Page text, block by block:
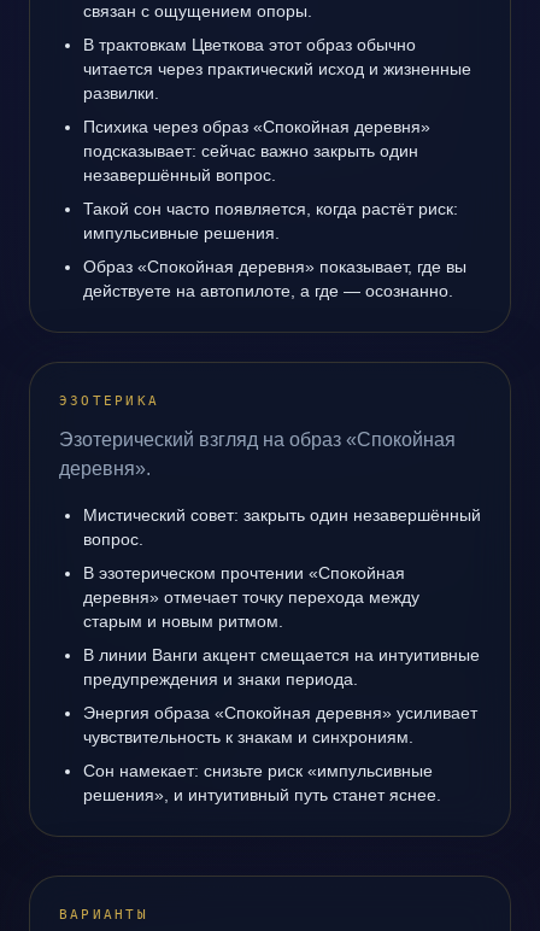
связан с ощущением опоры.
В трактовкам Цветкова этот образ обычно
читается через практический исход и жизненные
развилки.
Психика через образ «Спокойная деревня»
подсказывает: сейчас важно закрыть один
незавершённый вопрос.
Такой сон часто появляется, когда растёт риск:
импульсивные решения.
Образ «Спокойная деревня» показывает, где вы
действуете на автопилоте, а где — осознанно.
ЭЗОТЕРИКА
Эзотерический взгляд на образ «Спокойная
деревня».
Мистический совет: закрыть один незавершённый
вопрос.
В эзотерическом прочтении «Спокойная
деревня» отмечает точку перехода между
старым и новым ритмом.
В линии Ванги акцент смещается на интуитивные
предупреждения и знаки периода.
Энергия образа «Спокойная деревня» усиливает
чувствительность к знакам и синхрониям.
Сон намекает: снизьте риск «импульсивные
решения», и интуитивный путь станет яснее.
ВАРИАНТЫ